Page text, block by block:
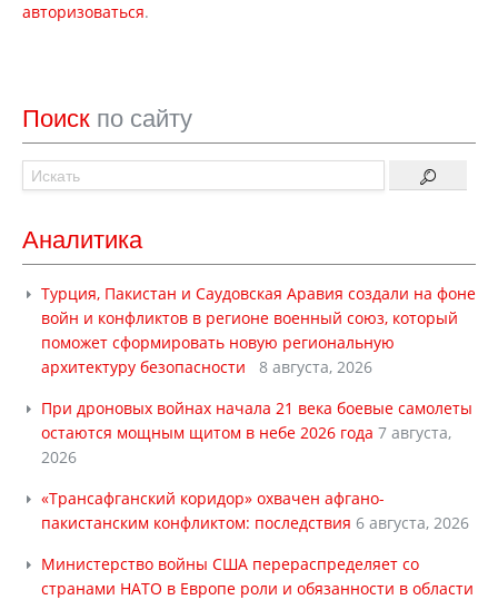
авторизоваться.
Поиск по сайту
Аналитика
Турция, Пакистан и Саудовская Аравия создали на фоне
войн и конфликтов в регионе военный союз, который
поможет сформировать новую региональную
архитектуру безопасности
8 августа, 2026
При дроновых войнах начала 21 века боевые самолеты
остаются мощным щитом в небе 2026 года 7 августа,
2026
«Трансафганский коридор» охвачен афгано-
пакистанским конфликтом: последствия 6 августа, 2026
Министерство войны США перераспределяет со
странами НАТО в Европе роли и обязанности в области